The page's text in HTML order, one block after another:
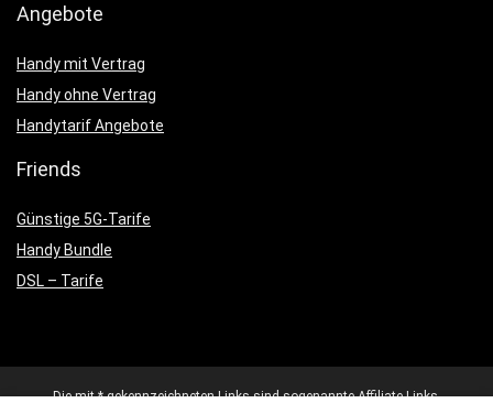
Angebote
Handy mit Vertrag
Handy ohne Vertrag
Handytarif Angebote
Friends
Günstige 5G-Tarife
Handy Bundle
DSL – Tarife
Die mit * gekennzeichneten Links sind sogenannte Affiliate-Links.